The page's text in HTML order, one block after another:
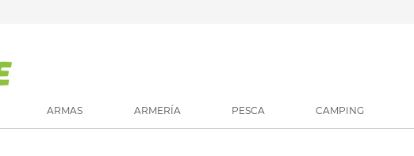
ARMAS ARMERÍA PESCA CAMPING